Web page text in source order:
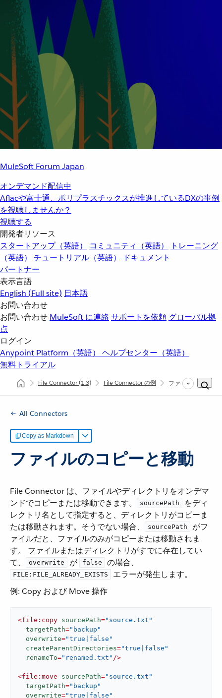
MuleSoft Forum Japan
オンデマンド配信中
Aflacや富士通、ポリプラスチックスが推進しているDXの事例
を視聴しませんか？
視聴する
開発者リソース
スタートアップ（英語）
コミュニティ（英語）
トレーニング
（英語）
チュートリアル（英語）
ドキュメント
パートナー
表示言語
English (Full site) 日本語
お問い合わせ
お問い合わせ MuleSoft に連絡サポートを依頼 グローバル拠
点
ログイン
Anypoint Platform（英語） ヘルプセンター（英語）
無料トライアル
File Connector(1.3) File Connector の例 ファイルのコピー
All Connectors
Copy as Markdown
ファイルのコピーと移動
File Connector は、ファイルやディレクトリをオンデマ
ンドでコピーまたは移動できます。​
sourcePath
​ をディ
レクトリ名として指定すると、ディレクトリがコピーま
たは移動されます。そうでない場合、​
sourcePath
​ がフ
ァイルだと、ファイルのみがコピーまたは移動されま
す。 ファイルまたはディレクトリがすでに存在してい
て、​
overwrite ​ が ​ false ​ の場合、​
FILE:FILE_ALREADY_EXISTS
​ エラーが発生します。
例: Copy および Move 操作
<file:copy sourcePath="source.txt"
targetPath="backup"
overwrite="true|false"
createParentDirectories="true|false"
renameTo="renamed.txt" />
<file:move sourcePath="source.txt"
targetPath="backup"
overwrite="true|false"